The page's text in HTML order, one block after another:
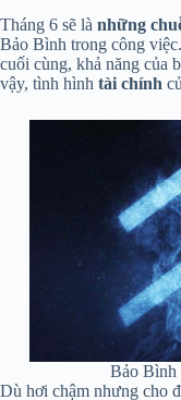
Tháng 6 sẽ là những
Bảo Bình trong công
cuối cùng, khả năng của
vậy, tình hình tài chính
Bảo Bình
Dù hơi chậm nhưng cho